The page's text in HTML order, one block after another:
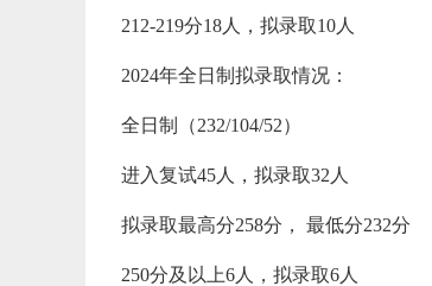
212-219分18人，拟录取10人
2024年全日制拟录取情况：
全日制（232/104/52）
进入复试45人，拟录取32人
拟录取最高分258分， 最低分232分
250分及以上6人，拟录取6人